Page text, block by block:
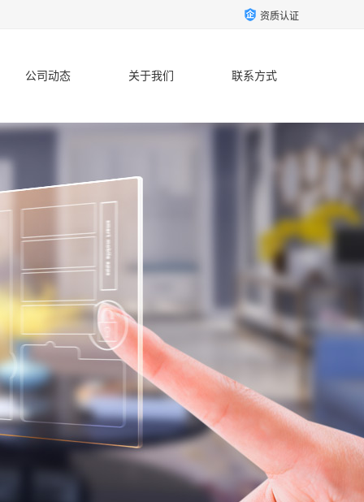
资质认证
公司动态 关于我们 联系方式